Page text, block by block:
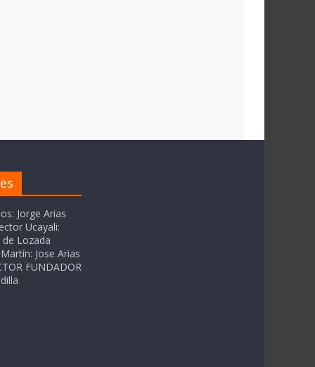
Jorge Arias
Ucayali:
Lozada
Jose Arias
FUNDADOR